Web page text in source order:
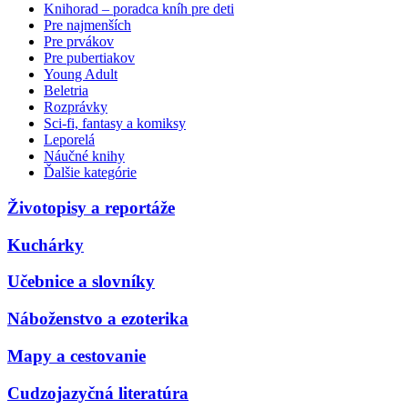
Knihorad – poradca kníh pre deti
Pre najmenších
Pre prvákov
Pre pubertiakov
Young Adult
Beletria
Rozprávky
Sci-fi, fantasy a komiksy
Leporelá
Náučné knihy
Ďalšie kategórie
Životopisy a reportáže
Kuchárky
Učebnice a slovníky
Náboženstvo a ezoterika
Mapy a cestovanie
Cudzojazyčná literatúra